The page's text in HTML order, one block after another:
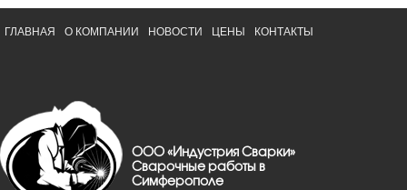
ГЛАВНАЯ О КОМПАНИИ НОВОСТИ ЦЕНЫ КОНТАКТЫ
ООО «Индустрия Сварки»
Сварочные работы в
Симферополе